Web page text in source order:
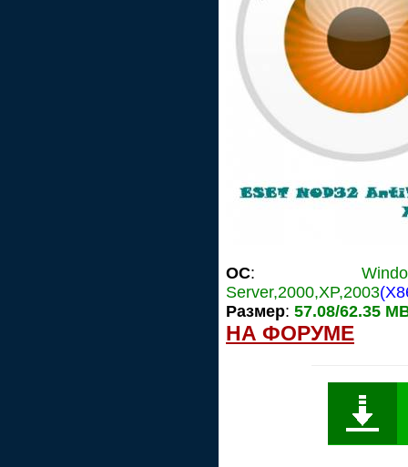
OC:
Server,2000,XP,2003
Размер: 57.08/62.35
НА ФОРУМЕ